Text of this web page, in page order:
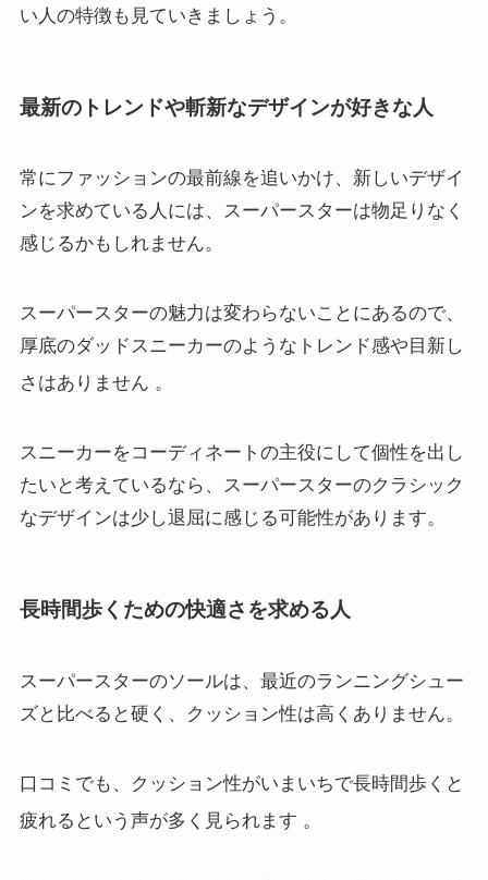
い人の特徴も見ていきましょう。
最新のトレンドや斬新なデザインが好きな人
常にファッションの最前線を追いかけ、新しいデザイ
ンを求めている人には、スーパースターは物足りなく
感じるかもしれません。
スーパースターの魅力は変わらないことにあるので、
厚底のダッドスニーカーのようなトレンド感や目新し
さはありません 。
スニーカーをコーディネートの主役にして個性を出し
たいと考えているなら、スーパースターのクラシック
なデザインは少し退屈に感じる可能性があります。
長時間歩くための快適さを求める人
スーパースターのソールは、最近のランニングシュー
ズと比べると硬く、クッション性は高くありません。
口コミでも、クッション性がいまいちで長時間歩くと
疲れるという声が多く見られます 。